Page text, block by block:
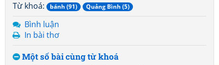
Từ khoá: bánh (91) Quảng Bình (5)
Bình luận
In bài thơ
Một số bài cùng từ khoá